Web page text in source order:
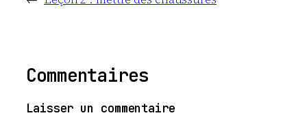
Commentaires
Laisser un commentaire